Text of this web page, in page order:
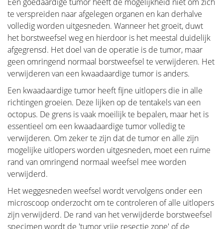
te verspreiden naar afgelegen organen en kan derhalve
volledig worden uitgesneden. Wanneer het groeit, duwt
het borstweefsel weg en hierdoor is het meestal duidelijk
afgegrensd. Het doel van de operatie is de tumor, maar
geen omringend normaal borstweefsel te verwijderen. Het
verwijderen van een kwaadaardige tumor is anders.
Een kwaadaardige tumor heeft fijne uitlopers die in alle
richtingen groeien. Deze lijken op de tentakels van een
octopus. De grens is vaak moeilijk te bepalen, maar het is
essentieel om een kwaadaardige tumor volledig te
verwijderen. Om zeker te zijn dat de tumor en alle zijn
mogelijke uitlopers worden uitgesneden, moet een ruime
rand van omringend normaal weefsel mee worden
verwijderd.
Het weggesneden weefsel wordt vervolgens onder een
microscoop onderzocht om te controleren of alle uitlopers
zijn verwijderd. De rand van het verwijderde borstweefsel
specimen wordt de 'tumor vrije resectie zone' of de